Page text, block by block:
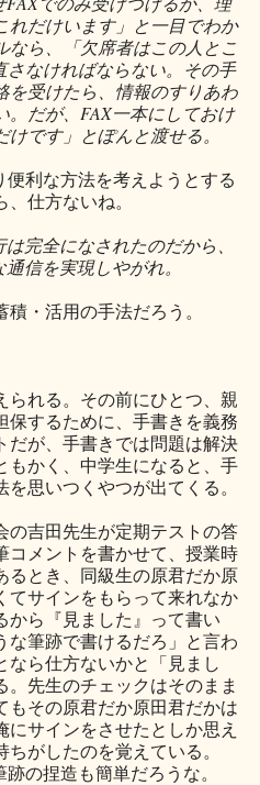
れだけいます」と一目でわか
なら、「欠席者はこの人とこ
なければならない。その手
を受けたら、情報のすりあわ
。だが、FAX一本にしておけ
です」とぽんと渡せる。
利な方法を考えようとする
仕方ないね。
完全になされたのだから、
信を実現しやがれ。
・活用の手法だろう。
られる。その前にひとつ、親
保するために、手書きを義務
だが、手書きでは問題は解決
もかく、中学生になると、手
思いつくやつが出てくる。
の吉田先生が定期テストの答
コメントを書かせて、授業時
るとき、同級生の原君だか原
てサインをもらって来れなか
から『見ました』って書い
な筆跡で書けるだろ」と言わ
なら仕方ないかと「見まし
。先生のチェックはそのまま
もその原君だか原田君だかは
サインをさせたとしか思え
がしたのを覚えている。
の捏造も簡単だろうな。